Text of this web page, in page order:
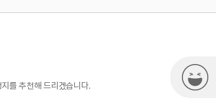
를 추천해 드리겠습니다.